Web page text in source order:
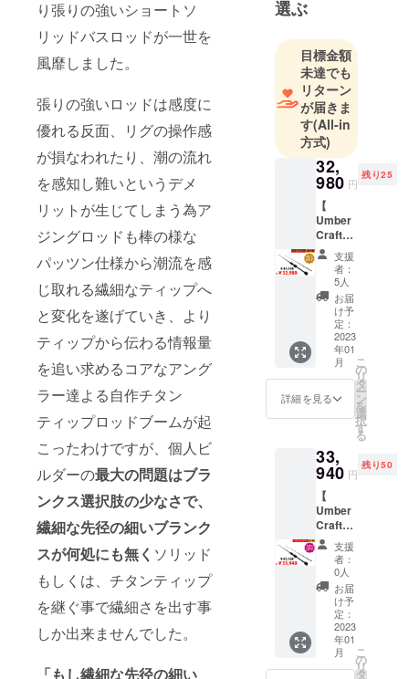
り張りの強いショートソ
リッドバスロッドが一世を
風靡しました。
張りの強いロッドは感度に
優れる反面、リグの操作感
が損なわれたり、潮の流れ
を感知し難いというデメ
リットが生じてしまう為ア
ジングロッドも棒の様な
パッツン仕様から潮流を感
じ取れる繊細なティップへ
と変化を遂げていき、より
ティップから伝わる情報量
を追い求めるコアなアング
ラー達よる自作チタン
ティップロッドブームが起
こったわけですが、個人ビ
ルダーの最大の問題はブラ
ンクス選択肢の少なさで、
繊細な先径の細いブランク
スが何処にも無く ソリッド
もしくは、チタンティップ
を継ぐ事で繊細さを出す事
しか出来ませんでした。
「もし繊細な先径の細い
創業8年目に
なります。
まだ日本市
場に出回っ
ていないよ
うな魅力的
な商品をお
届けするた
めに、お客
様への海外
製品ブラン
ディング、
マーケティ
ング、販売
を積極的に
行っていま
す。
また、自社
開発の製品
で展開して
新たな顧客
のニーズに
お応えする
ために日々
新たな製品
開発や企画
をしていま
選ぶ
目標金額
未達でも
リターン
が届きま
す(All-in
方式)
32,
980 円
残り25
【
Umber
Craftア
ジング
ロッ
ド 】
特価
30%OF
F →
32980
円
30名様
配送内
容
Umber
Craftア
ロッ
ド 1
本 ※
一般販
売予定
価格
定価
47150
円 1
セット
※国内配
送、送
料込み
の価格
となっ
ており
支援
者：
5人
お届
け予
定：
2023
年01
月
詳細を見る
こ
の
リ
タ
ー
ン
を
選
択
す
る
33,
940 円
残り50
【
Umber
Craftア
ジング
ロッ
ド 】
特価
28%OF
F →
33940
円
50名様
配送内
支援
者：
0人
お届
け予
定：
2023
年01
月
こ
の
リ
タ